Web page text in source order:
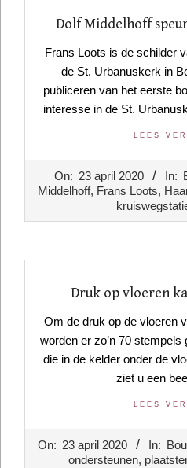
Dolf Middelhoff
Frans Loots is de schilder
de St. Urbanuskerk in
publiceren van het eerste
interesse in de St.
LEES
04-
On: 23 april 2020 In:
Middelhoff, Frans Loots,
Druk op vloeren
Om de druk op de vloeren
worden er zo’n 70
die in de kelder onder de
ziet u een
LEES
04-
On: 23 april 2020 In:
ondersteunen,